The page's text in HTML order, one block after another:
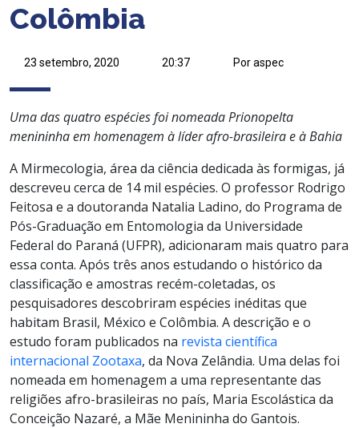
Colômbia
23 setembro, 2020 20:37 Por aspec
Uma das quatro espécies foi nomeada Prionopelta
menininha em homenagem à líder afro-brasileira e à Bahia
A Mirmecologia, área da ciência dedicada às formigas, já
descreveu cerca de 14 mil espécies. O professor Rodrigo
Feitosa e a doutoranda Natalia Ladino, do Programa de
Pós-Graduação em Entomologia da Universidade
Federal do Paraná (UFPR), adicionaram mais quatro para
essa conta. Após três anos estudando o histórico da
classificação e amostras recém-coletadas, os
pesquisadores descobriram espécies inéditas que
habitam Brasil, México e Colômbia. A descrição e o
estudo foram publicados na revista científica
internacional Zootaxa, da Nova Zelândia. Uma delas foi
nomeada em homenagem a uma representante das
religiões afro-brasileiras no país, Maria Escolástica da
Conceição Nazaré, a Mãe Menininha do Gantois.